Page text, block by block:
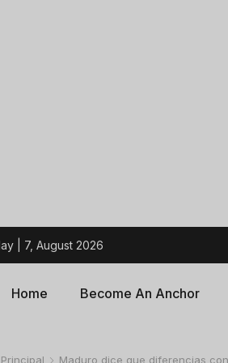
| 7, August 2026
Home Become An Anchor
Maduro dice que diferencias